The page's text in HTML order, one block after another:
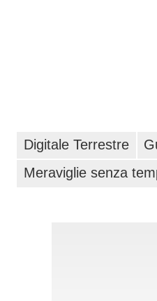
Digitale Terrestre
Meraviglie senza